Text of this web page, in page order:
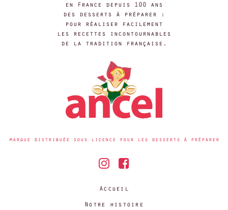
en France depuis 100 ans
des desserts à préparer :
pour réaliser facilement
les recettes incontournables
de la tradition française.
marque distribuée sous licence pour les desserts à préparer
Accueil
Notre histoire